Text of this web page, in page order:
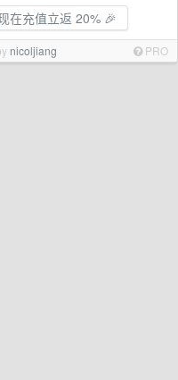
在充值立返 20% 🎉
nicoljiang PRO